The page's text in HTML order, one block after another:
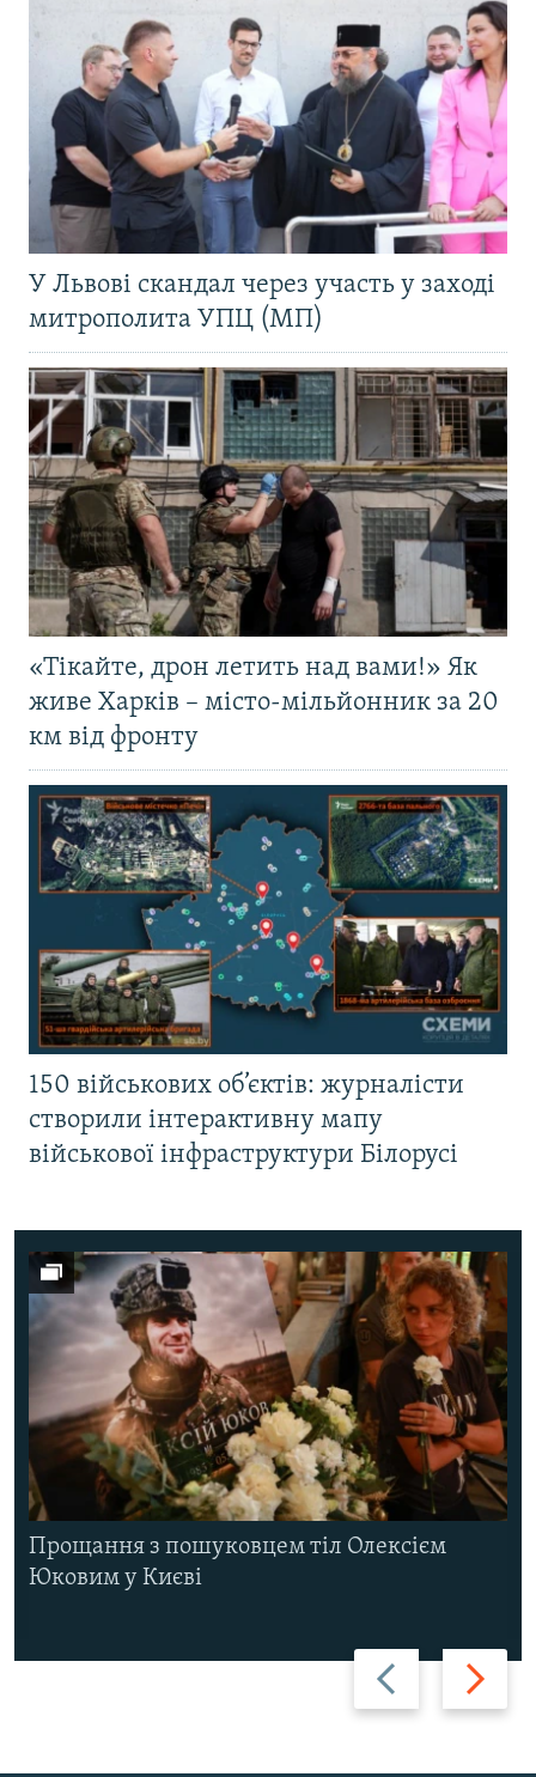
У Львові скандал через участь у заході
митрополита УПЦ (МП)
«Тікайте, дрон летить над вами!» Як
живе Харків – місто-мільйонник за 20
км від фронту
150 військових об’єктів: журналісти
створили інтерактивну мапу
військової інфраструктури Білорусі
Назад Вперед
Прощання з пошуковцем тіл Олексієм
Юковим у Києві